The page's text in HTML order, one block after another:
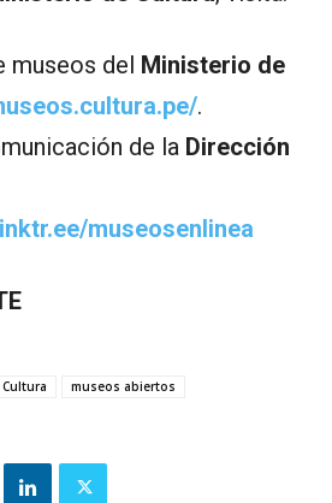
museos del Ministerio de
.
de la Dirección
museosenlinea
museos abiertos